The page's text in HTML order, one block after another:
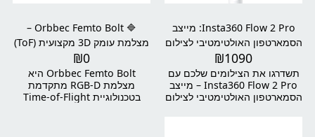
Insta360 Flow 2 Pro: מייצב
הסמארטפון האולטימטיבי לצילום
וידאו מקצועי
₪1090
תשדרגו את הצילומים שלכם עם
Insta360 Flow 2 Pro – מייצב
הסמארטפון האולטימטיבי לצילום
🔷 Orbbec Femto Bolt –
מצלמת עומק 3D מקצועית (ToF)
₪0
Orbbec Femto Bolt היא
מצלמת RGB-D מתקדמת
בטכנולוגיית Time-of-Flight